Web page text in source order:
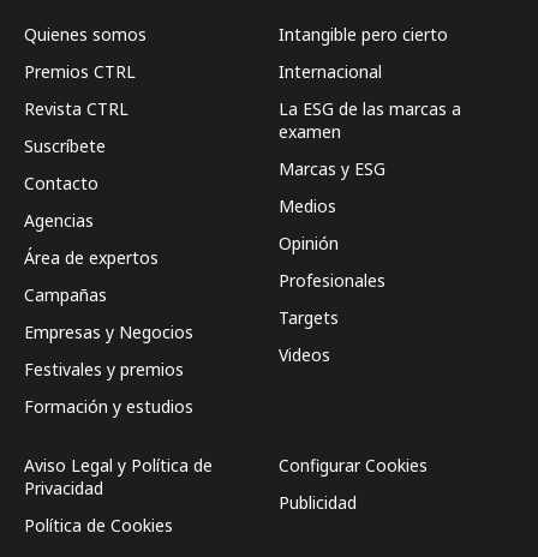
Quienes somos
Premios CTRL
Revista CTRL
Suscríbete
Contacto
Agencias
Área de expertos
Campañas
Empresas y Negocios
Festivales y premios
Formación y estudios
Intangible pero cierto
Internacional
La ESG de las marcas a
examen
Marcas y ESG
Medios
Opinión
Profesionales
Targets
Videos
Aviso Legal y Política de
Privacidad
Política de Cookies
Configurar Cookies
Publicidad